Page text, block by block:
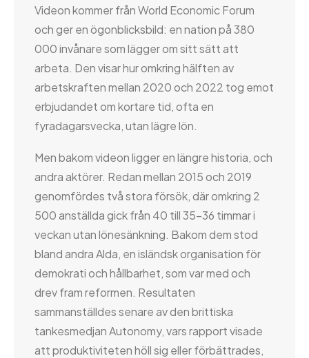
Videon kommer från World Economic Forum
och ger en ögonblicksbild: en nation på 380
000 invånare som lägger om sitt sätt att
arbeta. Den visar hur omkring hälften av
arbetskraften mellan 2020 och 2022 tog emot
erbjudandet om kortare tid, ofta en
fyradagarsvecka, utan lägre lön.
Men bakom videon ligger en längre historia, och
andra aktörer. Redan mellan 2015 och 2019
genomfördes två stora försök, där omkring 2
500 anställda gick från 40 till 35–36 timmar i
veckan utan lönesänkning. Bakom dem stod
bland andra Alda, en isländsk organisation för
demokrati och hållbarhet, som var med och
drev fram reformen. Resultaten
sammanställdes senare av den brittiska
tankesmedjan Autonomy, vars rapport visade
att produktiviteten höll sig eller förbättrades,